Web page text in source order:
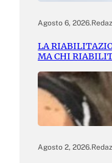
Agosto 6, 2026.
LA
MA CHI
Agosto 2, 2026.